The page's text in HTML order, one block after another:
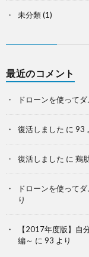
未分類(1)
最近のコメント
ドローンを使って
復活しました に 93
復活しました に 鶏
ドローンを使って
り
【2017年度版】自
編～ に 93 より